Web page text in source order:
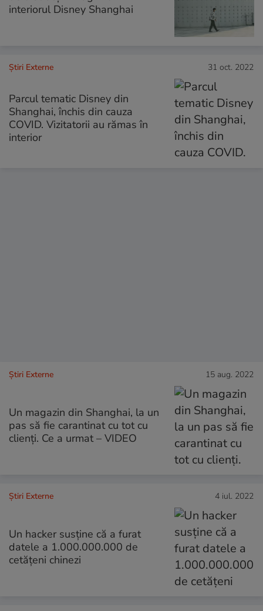
interiorul Disney Shanghai
Știri Externe 31 oct. 2022
Parcul tematic Disney din
Shanghai, închis din cauza
COVID. Vizitatorii au rămas în
interior
Știri Externe 15 aug. 2022
Un magazin din Shanghai, la un
pas să fie carantinat cu tot cu
clienți. Ce a urmat – VIDEO
Știri Externe 4 iul. 2022
Un hacker susține că a furat
datele a 1.000.000.000 de
cetățeni chinezi